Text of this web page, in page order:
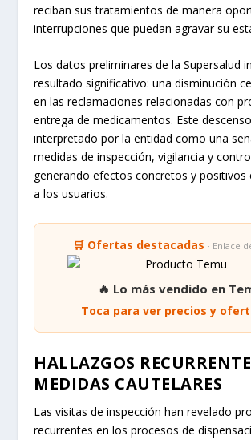
reciban sus tratamientos de manera
interrupciones que puedan agravar su
Los datos preliminares de la Supersalud
resultado significativo: una disminución
en las reclamaciones relacionadas con
entrega de medicamentos. Este
interpretado por la entidad como una
medidas de inspección, vigilancia y
generando efectos concretos y positivos
a los usuarios.
🛒 Ofertas destacadas · Enlace
🔥 Lo más vendido en
Toca para ver precios y
HALLAZGOS
MEDIDAS CAUTELARES
Las visitas de inspección han revelado
recurrentes en los procesos de